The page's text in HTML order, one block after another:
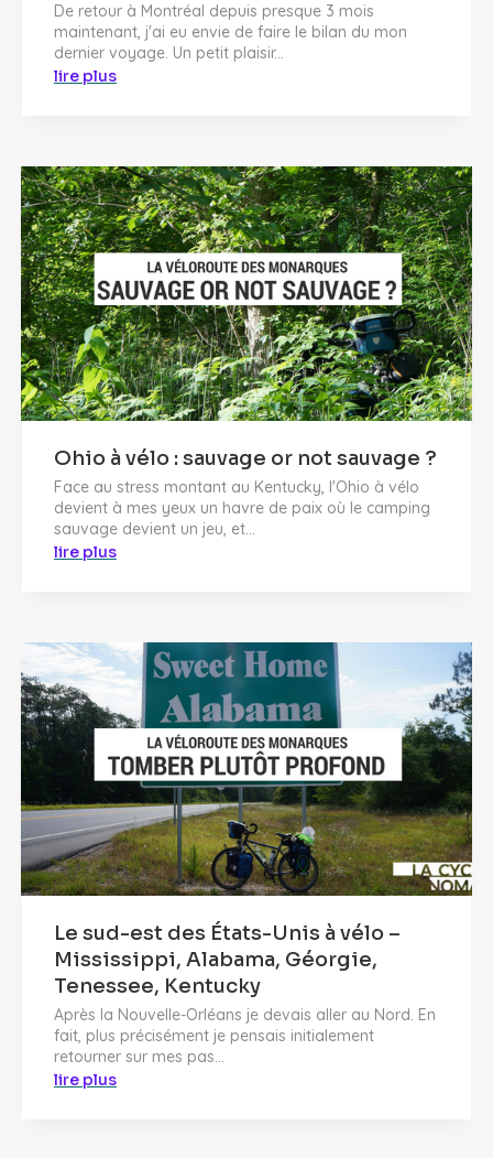
De retour à Montréal depuis presque 3 mois
maintenant, j'ai eu envie de faire le bilan du mon
dernier voyage. Un petit plaisir...
lire plus
Ohio à vélo : sauvage or not sauvage ?
Face au stress montant au Kentucky, l'Ohio à vélo
devient à mes yeux un havre de paix où le camping
sauvage devient un jeu, et...
lire plus
Le sud-est des États-Unis à vélo –
Mississippi, Alabama, Géorgie,
Tenessee, Kentucky
Après la Nouvelle-Orléans je devais aller au Nord. En
fait, plus précisément je pensais initialement
retourner sur mes pas...
lire plus